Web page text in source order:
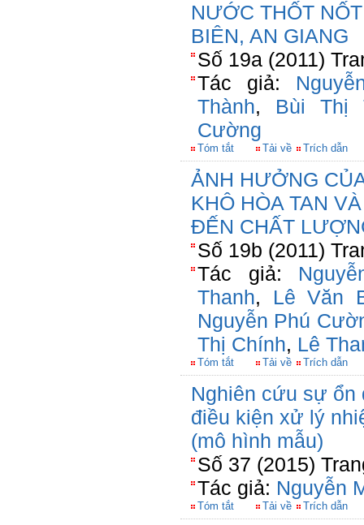
NƯỚC THỐT
BIÊN, AN GIANG
Số 19a (2011)
Tác giả:
Thành, Bùi Thị
Cường
Tóm tắt Tải về Trích dẫn
ẢNH HƯỞNG
KHÔ HÒA TAN
ĐẾN CHẤT
Số 19b (2011)
Tác giả:
Thanh, Lê Văn
Nguyễn Phú
Thị Chính, Lê
Tóm tắt Tải về Trích dẫn
Nghiên cứu sự ổn
điều kiện xử lý
(mô hình mẫu)
Số 37 (2015)
Tác giả: Nguyễn
Tóm tắt Tải về Trích dẫn